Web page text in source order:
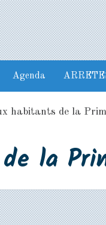
Agenda
habitants de la
la